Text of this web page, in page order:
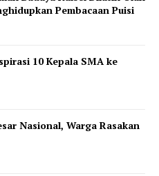
Pembacaan Puisi
10 Kepala SMA ke
Nasional, Warga Rasakan